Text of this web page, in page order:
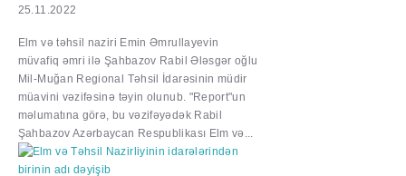
25.11.2022
Elm və təhsil naziri Emin Əmrullayevin
müvafiq əmri ilə Şahbazov Rabil Ələsgər oğlu
Mil-Muğan Regional Təhsil İdarəsinin müdir
müavini vəzifəsinə təyin olunub. "Report"un
məlumatına görə, bu vəzifəyədək Rabil
Şahbazov Azərbaycan Respublikası Elm və...